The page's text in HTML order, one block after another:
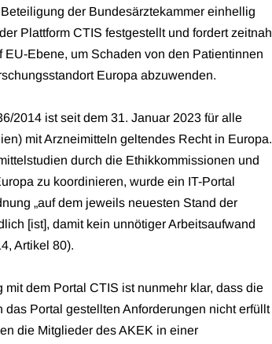
der Bundesärztekammer einhellig
Plattform CTIS festgestellt und fordert zeitnah
Ebene, um Schaden von den Patientinnen
Europa abzuwenden.
2014 ist seit dem 31. Januar 2023 für alle
mit Arzneimitteln geltendes Recht in Europa.
durch die Ethikkommissionen und
zu koordinieren, wurde ein IT-Portal
„auf dem jeweils neuesten Stand der
[ist], damit kein unnötiger Arbeitsaufwand
Artikel 80).
mit dem Portal CTIS ist nunmehr klar, dass die
Portal gestellten Anforderungen nicht erfüllt
die Mitglieder des AKEK in einer